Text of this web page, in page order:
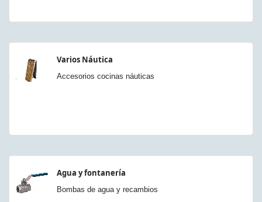
Varios Náutica
Accesorios cocinas náuticas
Agua y fontanería
Bombas de agua y recambios